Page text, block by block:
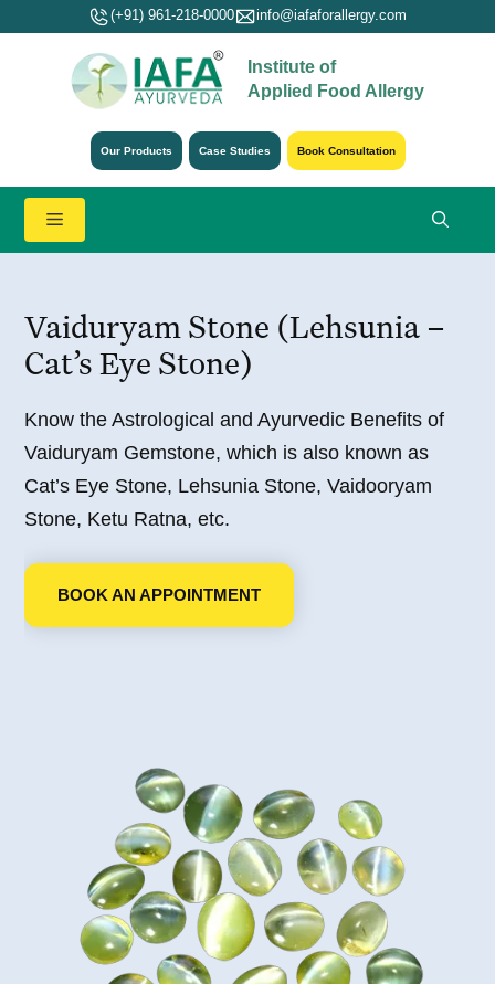
(+91) 961-218-0000 info@iafaforallergy.com
Institute of
Applied Food Allergy
Our Products Case Studies Book Consultation
Menu
Vaiduryam Stone (Lehsunia –
Cat’s Eye Stone)
Know the Astrological and Ayurvedic Benefits of
Vaiduryam Gemstone, which is also known as
Cat’s Eye Stone, Lehsunia Stone, Vaidooryam
Stone, Ketu Ratna, etc.
BOOK AN APPOINTMENT